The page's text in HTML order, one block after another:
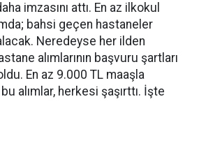
imzasını attı. En az ilkokul
bahsi geçen hastaneler
Neredeyse her ilden
alımlarının başvuru şartları
En az 9.000 TL maaşla
alımlar, herkesi şaşırttı. İşte